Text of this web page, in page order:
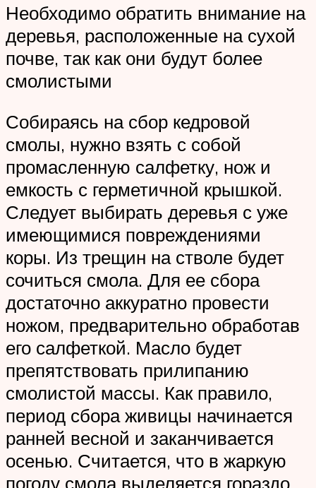
Необходимо обратить внимание на
деревья, расположенные на сухой
почве, так как они будут более
смолистыми
Собираясь на сбор кедровой
смолы, нужно взять с собой
промасленную салфетку, нож и
емкость с герметичной крышкой.
Следует выбирать деревья с уже
имеющимися повреждениями
коры. Из трещин на стволе будет
сочиться смола. Для ее сбора
достаточно аккуратно провести
ножом, предварительно обработав
его салфеткой. Масло будет
препятствовать прилипанию
смолистой массы. Как правило,
период сбора живицы начинается
ранней весной и заканчивается
осенью. Считается, что в жаркую
погоду смола выделяется гораздо